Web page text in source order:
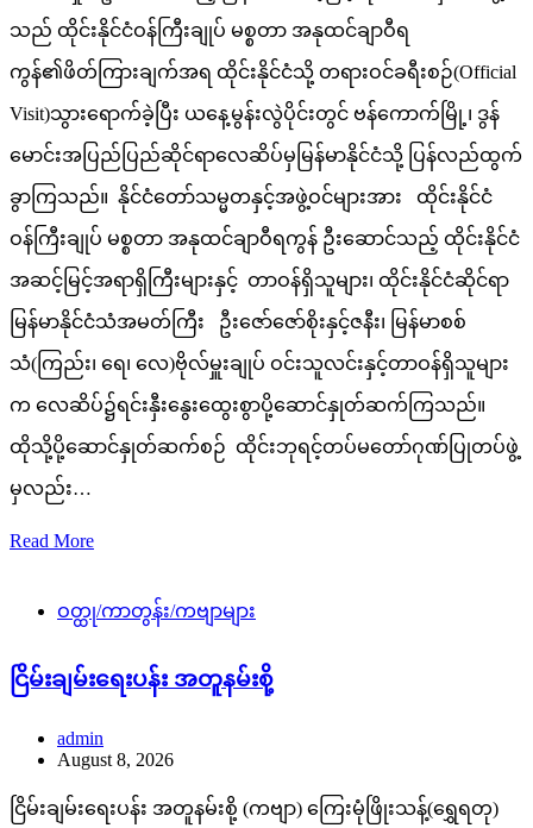
သည် ထိုင်းနိုင်ငံဝန်ကြီးချုပ် မစ္စတာ အနုထင်ချာဝီရ
ကွန်၏ဖိတ်ကြားချက်အရ ထိုင်းနိုင်ငံသို့ တရားဝင်ခရီးစဉ်(Official
Visit)သွားရောက်ခဲ့ပြီး ယနေ့မွန်းလွဲပိုင်းတွင် ဗန်ကောက်မြို့၊ ဒွန်
မောင်းအပြည်ပြည်ဆိုင်ရာလေဆိပ်မှမြန်မာနိုင်ငံသို့ ပြန်လည်ထွက်
ခွာကြသည်။ နိုင်ငံတော်သမ္မတနှင့်အဖွဲ့ဝင်များအား ထိုင်းနိုင်ငံ
ဝန်ကြီးချုပ် မစ္စတာ အနုထင်ချာဝီရကွန် ဦးဆောင်သည့် ထိုင်းနိုင်ငံ
အဆင့်မြင့်အရာရှိကြီးများနှင့် တာဝန်ရှိသူများ၊ ထိုင်းနိုင်ငံဆိုင်ရာ
မြန်မာနိုင်ငံသံအမတ်ကြီး ဦးဇော်ဇော်စိုးနှင့်ဇနီး၊ မြန်မာစစ်
သံ(ကြည်း၊ ရေ၊ လေ)ဗိုလ်မှူးချုပ် ဝင်းသူလင်းနှင့်တာဝန်ရှိသူများ
က လေဆိပ်၌ရင်းနှီးနွေးထွေးစွာပို့ဆောင်နှုတ်ဆက်ကြသည်။
ထိုသို့ပို့ဆောင်နှုတ်ဆက်စဉ် ထိုင်းဘုရင့်တပ်မတော်ဂုဏ်ပြုတပ်ဖွဲ့
မှလည်း…
Read More
ဝတ္ထု/ကာတွန်း/ကဗျာများ
ငြိမ်းချမ်းရေးပန်း အတူနမ်းစို့
admin
August 8, 2026
ငြိမ်းချမ်းရေးပန်း အတူနမ်းစို့ (ကဗျာ) ကြေးမုံဖြိုးသန့်(ရွှေရတု)